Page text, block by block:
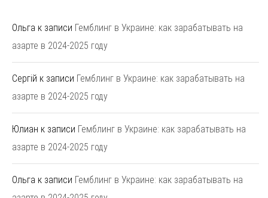
Ольга к записи Гемблинг в Украине: как зарабатывать на
азарте в 2024-2025 году
Сергій к записи Гемблинг в Украине: как зарабатывать на
азарте в 2024-2025 году
Юлиан к записи Гемблинг в Украине: как зарабатывать на
азарте в 2024-2025 году
Ольга к записи Гемблинг в Украине: как зарабатывать на